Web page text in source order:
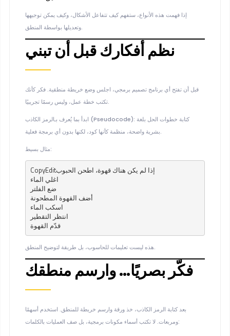
إذا فهمت هذه الأنواع، ستفهم كيف تتفاعل الأشكال، وكيف يمكن توجيهها
وتعديلها بواسطة المنطق.
نظم أفكارك قبل أن تبني
قبل أن تفتح أي برنامج تصميم برمجي، اجلس وضع خريطة منطقية. فكر كأنك
تكتب خطة عمل، وليس رسمًا تجريبيًا.
ابدأ بما يُعرف بـ الرمز الكاذب (Pseudocode): كتابة خطوات الحل بلغة
بشرية واضحة، منظمة كأنها كود، لكنها بدون أي برمجة فعلية.
مثال بسيط:
CopyEditإذا لم يكن هناك قهوة، اطحن الحبوب
اغلي الماء
ضع الفلتر
أضف القهوة المطحونة
اسكب الماء
انتظر التقطير
هذه ليست تعليمات للحاسوب، بل طريقة لتوضيح المنطق.
فكّر بصريًا… وارسم منطقك
بعد كتابة الرمز الكاذب، خذ ورقة وارسم خريطة للمنطق. استخدم أسهمًا
ومربعات. لا تكتب أسماء مكونات برمجية، بل صف العمليات بالكلمات: